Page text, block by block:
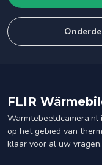
FLIR
op het gebied van
klaar voor al uw vragen.